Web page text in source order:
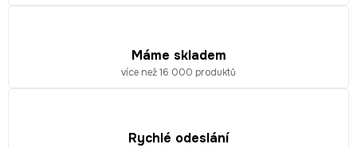
Máme skladem
více než 16 000 produktů
Rychlé odeslání